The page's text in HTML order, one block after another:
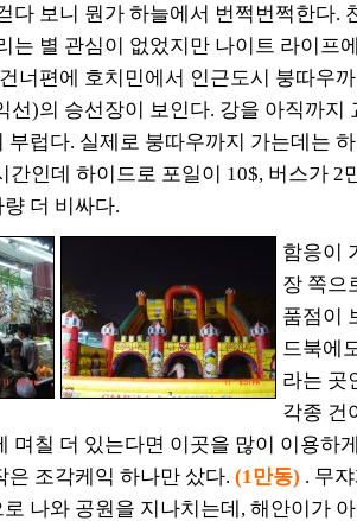
다 보니 뭔가 하늘에서 번쩍번쩍한다.
는 별 관심이 없었지만 나이트 라이프
너편에 호치민에서 인근도시 붕따우
선)의 승선장이 보인다. 강을 아직까지
부럽다. 실제로 붕따우까지 가는데는
간인데 하이드로 포일이 10$, 버스가 2
더 비싸다.
함응이
장 쪽으
품점이
드북에
라는 곳
각종 건
며칠 더 있는다면 이곳을 많이 이용하
은 조각케익 하나만 샀다. (1만동) . 무
나와 공원을 지나치는데, 해안이가